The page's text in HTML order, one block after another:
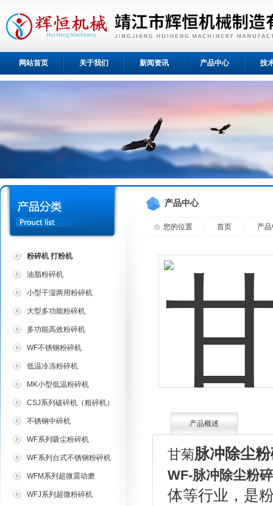
网站首页 关于我们 新闻资讯 产品中心 技
粉碎机 打粉机
油脂粉碎机
小型干湿两用粉碎机
大型多功能粉碎机
多功能高效粉碎机
WF不锈钢粉碎机
低温冷冻粉碎机
MK小型低温粉碎机
CSJ系列破碎机（粗碎机）
不锈钢中碎机
WF系列吸尘粉碎机
WF系列台式不锈钢粉碎机
WFM系列超微震动磨
WFJ系列超微粉碎机
产品中心
您的位置 首页 产
产品概述
甘菊脉冲除尘
WF-脉冲除尘粉
体等行业，是